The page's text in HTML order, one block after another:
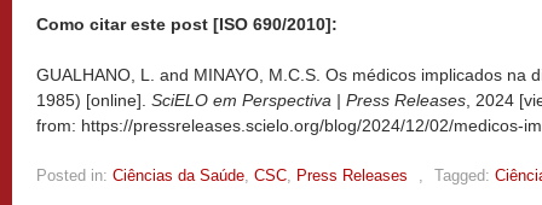
Como citar este post [ISO 690/2010]:
GUALHANO, L. and MINAYO, M.C.S. Os médicos implicados na
1985) [online]. SciELO em Perspectiva | Press Releases , 2024
from: https://pressreleases.scielo.org/blog/2024/12/02/medicos-
Posted in: Ciências da Saúde CSC Press Releases Tagged: